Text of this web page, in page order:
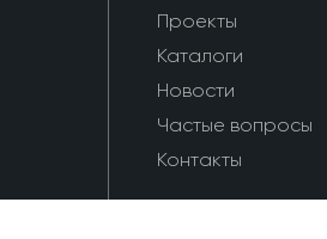
Проекты
Каталоги
Новости
Частые вопросы
Контакты